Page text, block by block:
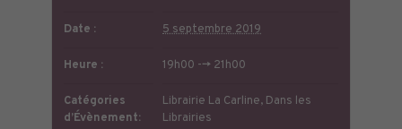
Date : 5 septembre 2019
Heure : 19h00 --> 21h00
Catégories
d’Évènement:
Librairie La Carline, Dans les
Librairies